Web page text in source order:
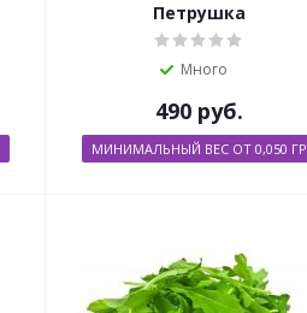
Петрушка
Много
490 руб.
МИНИМАЛЬНЫЙ ВЕС ОТ 0,050 ГР